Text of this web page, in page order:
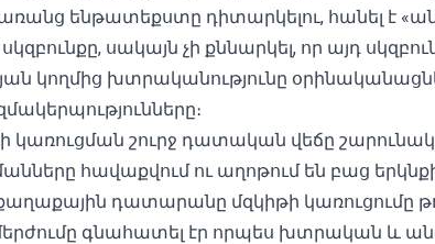
ենթատեքստը դիտարկելու, հանել է
սակայն չի քննարկել, որ այդ
կողմից խտրականությունը
կառուցման շուրջ դատական ​​վեճը
հավաքվում ու աղոթում են բաց
դատարանը մզկիթի կառուցումը
գնահատել էր որպես խտրական և